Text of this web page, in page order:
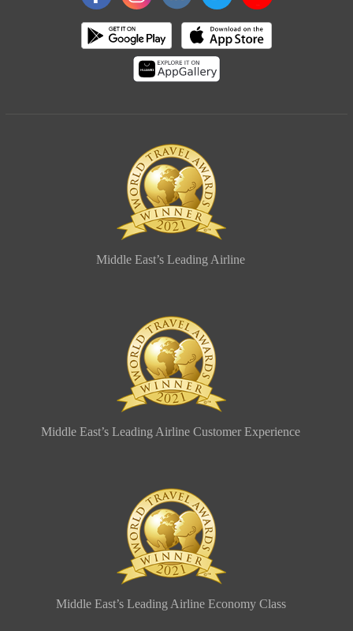
Middle East’s Leading Airline
Middle East’s Leading Airline Customer Experience
Middle East’s Leading Airline Economy Class